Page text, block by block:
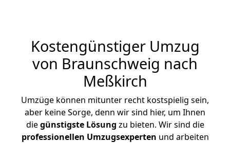
Kostengünstiger Umzug
von Braunschweig nach
Meßkirch
Umzüge können mitunter recht kostspielig sein,
aber keine Sorge, denn wir sind hier, um Ihnen
diegünstigste Lösung zu bieten. Wir sind die
professionellen Umzugsexperten und arbeiten